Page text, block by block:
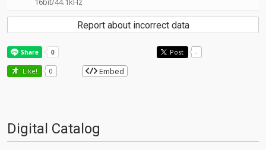
Report about incorrect data
Post -
Like! 0 Embed
Digital Catalog